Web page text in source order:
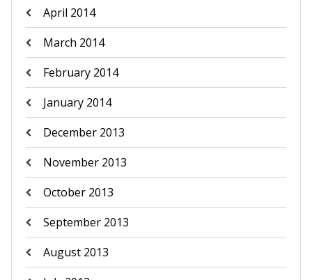
April 2014
March 2014
February 2014
January 2014
December 2013
November 2013
October 2013
September 2013
August 2013